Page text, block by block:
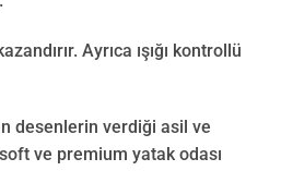
Ayrıca ışığı kontrollü
desenlerin verdiği asil ve
ve premium yatak odası